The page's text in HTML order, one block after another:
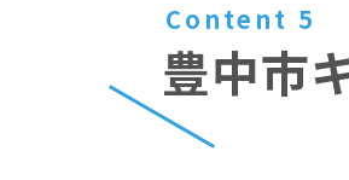
Content 5
豊中市